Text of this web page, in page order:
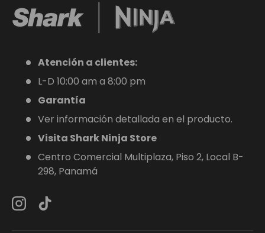
Atención a clientes:
L-D 10:00 am a 8:00 pm
Garantía
Ver información detallada en el producto.
Visita Shark Ninja Store
Centro Comercial Multiplaza, Piso 2, Local B-
298, Panamá
Instagram
TikTok